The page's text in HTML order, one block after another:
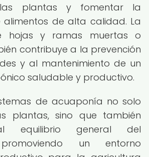
plantas y fomentar la
de alta calidad. La
hojas y ramas muertas o
contribuye a la prevención
y al mantenimiento de un
saludable y productivo.
de acuaponía no solo
plantas, sino que también
equilibrio general del
un entorno